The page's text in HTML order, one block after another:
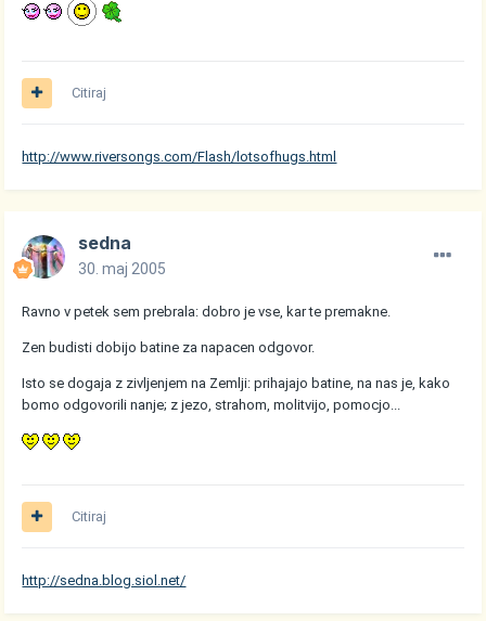
Citiraj
http://www.riversongs.com/Flash/lotsofhugs.html
sedna
30. maj 2005
Ravno v petek sem prebrala: dobro je vse, kar te premakne.
Zen budisti dobijo batine za napacen odgovor.
Isto se dogaja z zivljenjem na Zemlji: prihajajo batine, na nas je, kako
bomo odgovorili nanje; z jezo, strahom, molitvijo, pomocjo...
Citiraj
http://sedna.blog.siol.net/